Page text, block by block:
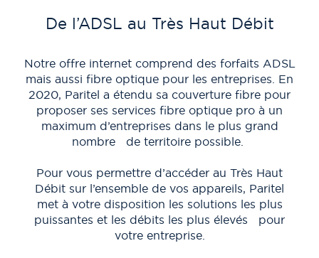
De l’ADSL au Très Haut Débit
Notre offre internet comprend des forfaits ADSL
mais aussi fibre optique pour les entreprises. En
2020, Paritel a étendu sa couverture fibre pour
proposer ses services fibre optique pro à un
maximum d’entreprises dans le plus grand
nombre de territoire possible.
Pour vous permettre d’accéder au Très Haut
Débit sur l’ensemble de vos appareils, Paritel
met à votre disposition les solutions les plus
puissantes et les débits les plus élevés pour
votre entreprise.